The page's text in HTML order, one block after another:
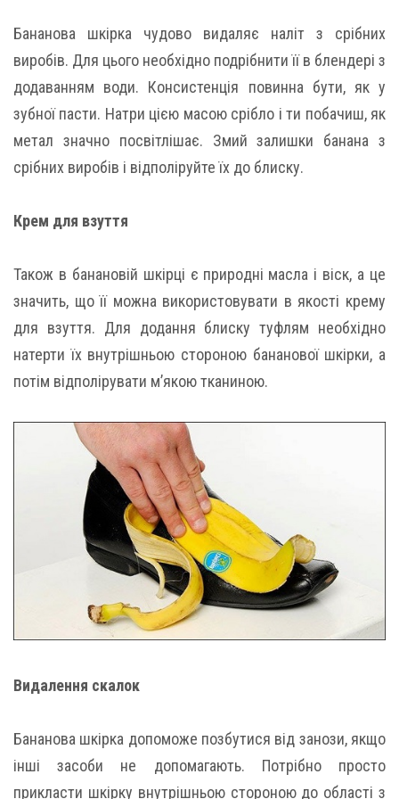
Бананова шкірка чудово видаляє наліт з срібних
виробів. Для цього необхідно подрібнити її в блендері з
додаванням води. Консистенція повинна бути, як у
зубної пасти. Натри цією масою срібло і ти побачиш, як
метал значно посвітлішає. Змий залишки банана з
срібних виробів і відполіруйте їх до блиску.
Крем для взуття
Також в банановій шкірці є природні масла і віск, а це
значить, що її можна використовувати в якості крему
для взуття. Для додання блиску туфлям необхідно
натерти їх внутрішньою стороною бананової шкірки, а
потім відполірувати м’якою тканиною.
Видалення скалок
Бананова шкірка допоможе позбутися від занози, якщо
інші засоби не допомагають. Потрібно просто
прикласти шкірку внутрішньою стороною до області з